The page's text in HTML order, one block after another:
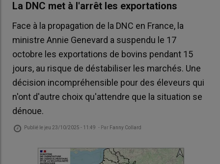
La DNC met à l'arrêt les exportations
Face à la propagation de la DNC en France, la
ministre Annie Genevard a suspendu le 17
octobre les exportations de bovins pendant 15
jours, au risque de déstabiliser les marchés. Une
décision incompréhensible pour des éleveurs qui
n'ont d'autre choix qu'attendre que la situation se
dénoue.
Publié le jeu 23/10/2025 - 11:49 - Par Fanny Collard